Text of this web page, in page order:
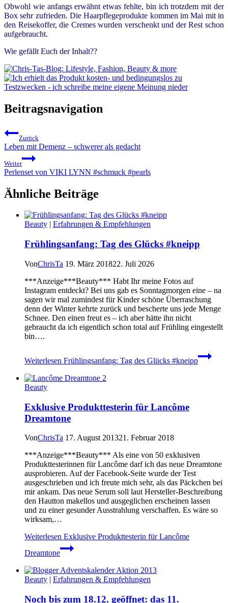
Obwohl wie anfangs erwähnt etwas fehlte, bin ich trotzdem mit der
Box sehr zufrieden. Die Haarpflegeprodukte kommen im Mai mit in
den Reisekoffer, die Cremes wurden verschenkt und der Rest schon
aufgebraucht.
Wie gefällt Euch der Inhalt??
Beitragsnavigation
Zurück
Leben mit Demenz – schwerer als gedacht
Weiter
Perlenset von VIKI LYNN #schmuck #pearls
Ähnliche Beiträge
Beauty | Erfahrungen & Empfehlungen
Frühlingsanfang: Tag des Glücks #kneipp
VonChrisTa 19. März 201822. Juli 2026
***Anzeige***Beauty*** Habt Ihr meine Fotos auf
Instagram entdeckt? Bei uns gab es Sonntagmorgen eine – na
sagen wir mal zumindest für Kinder schöne Überraschung
denn der Winter kehrte zurück und bescherte uns jede Menge
Schnee. Den einen freut es – ich aber hätte ihn nicht
gebraucht da ich eigentlich schon total auf Frühling eingestellt
bin….
Weiterlesen Frühlingsanfang: Tag des Glücks #kneipp
Beauty
Exklusive Produkttesterin für Lancôme
Dreamtone
VonChrisTa 17. August 201321. Februar 2018
***Anzeige***Beauty*** Als eine von 50 exklusiven
Produkttesterinnen für Lancôme darf ich das neue Dreamtone
ausprobieren. Auf der Facebook-Seite wurde der Test
ausgeschrieben und ich freute mich sehr, als das Päckchen bei
mir ankam. Das neue Serum soll laut Hersteller-Beschreibung
den Hautton makellos und ausgeglichen erscheinen lassen
und zu einer gesunder Ausstrahlung verschaffen. Es wäre so
wirksam,…
Weiterlesen Exklusive Produkttesterin für Lancôme
Dreamtone
Beauty | Erfahrungen & Empfehlungen
Noch bis zum 18.12. geöffnet: das 11.